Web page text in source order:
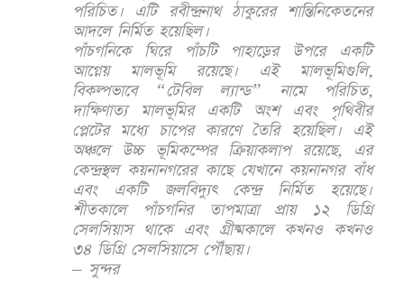
পরিচিত। এটি রবীন্দ্রনাথ ঠাকুরের শান্তিনিকেতনের
আদলে নির্মিত হয়েছিল।
পাঁচগনিকে ঘিরে পাঁচটি পাহাড়ের উপরে একটি
আগ্নেয় মালভূমি রয়েছে। এই মালভূমিগুলি,
বিকল্পভাবে “টেবিল ল্যান্ড” নামে পরিচিত,
দাক্ষিণাত্য মালভূমির একটি অংশ এবং পৃথিবীর
প্লেটের মধ্যে চাপের কারণে তৈরি হয়েছিল। এই
অঞ্চলে উচ্চ ভূমিকম্পের ক্রিয়াকলাপ রয়েছে, এর
কেন্দ্রস্থল কয়নানগরের কাছে যেখানে কয়নানগর বাঁধ
এবং একটি জলবিদ্যুৎ কেন্দ্র নির্মিত হয়েছে।
শীতকালে পাঁচগনির তাপমাত্রা প্রায় ১২ ডিগ্রি
সেলসিয়াস থাকে এবং গ্রীষ্মকালে কখনও কখনও
৩৪ ডিগ্রি সেলসিয়াসে পৌঁছায়।
– সুন্দর